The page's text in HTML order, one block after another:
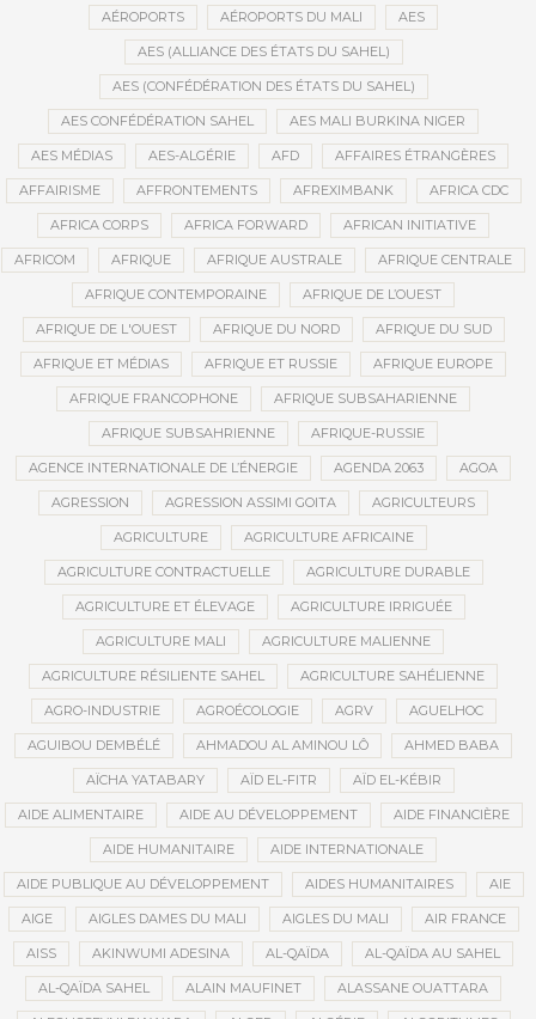
AÉROPORTS AÉROPORTS DU MALI AES
AES (ALLIANCE DES ÉTATS DU SAHEL)
AES (CONFÉDÉRATION DES ÉTATS DU SAHEL)
AES CONFÉDÉRATION SAHEL AES MALI BURKINA NIGER
AES MÉDIAS AES-ALGÉRIE AFD AFFAIRES ÉTRANGÈRES
AFFAIRISME AFFRONTEMENTS AFREXIMBANK AFRICA CDC
AFRICA CORPS AFRICA FORWARD AFRICAN INITIATIVE
AFRICOM AFRIQUE AFRIQUE AUSTRALE AFRIQUE CENTRALE
AFRIQUE CONTEMPORAINE AFRIQUE DE L’OUEST
AFRIQUE DE L'OUEST AFRIQUE DU NORD AFRIQUE DU SUD
AFRIQUE ET MÉDIAS AFRIQUE ET RUSSIE AFRIQUE EUROPE
AFRIQUE FRANCOPHONE AFRIQUE SUBSAHARIENNE
AFRIQUE SUBSAHRIENNE AFRIQUE-RUSSIE
AGENCE INTERNATIONALE DE L’ÉNERGIE AGENDA 2063 AGOA
AGRESSION AGRESSION ASSIMI GOITA AGRICULTEURS
AGRICULTURE AGRICULTURE AFRICAINE
AGRICULTURE CONTRACTUELLE AGRICULTURE DURABLE
AGRICULTURE ET ÉLEVAGE AGRICULTURE IRRIGUÉE
AGRICULTURE MALI AGRICULTURE MALIENNE
AGRICULTURE RÉSILIENTE SAHEL AGRICULTURE SAHÉLIENNE
AGRO-INDUSTRIE AGROÉCOLOGIE AGRV AGUELHOC
AGUIBOU DEMBÉLÉ AHMADOU AL AMINOU LÔ AHMED BABA
AÏCHA YATABARY AÏD EL-FITR AÏD EL-KÉBIR
AIDE ALIMENTAIRE AIDE AU DÉVELOPPEMENT AIDE FINANCIÈRE
AIDE HUMANITAIRE AIDE INTERNATIONALE
AIDE PUBLIQUE AU DÉVELOPPEMENT AIDES HUMANITAIRES AIE
AIGE AIGLES DAMES DU MALI AIGLES DU MALI AIR FRANCE
AISS AKINWUMI ADESINA AL-QAÏDA AL-QAÏDA AU SAHEL
AL-QAÏDA SAHEL ALAIN MAUFINET ALASSANE OUATTARA